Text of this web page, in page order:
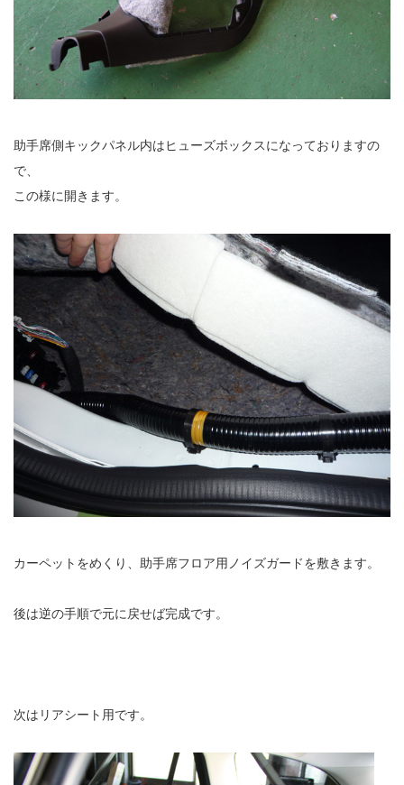
助手席側キックパネル内はヒューズボックスになっておりますの
で、
この様に開きます。
カーペットをめくり、助手席フロア用ノイズガードを敷きます。
後は逆の手順で元に戻せば完成です。
次はリアシート用です。